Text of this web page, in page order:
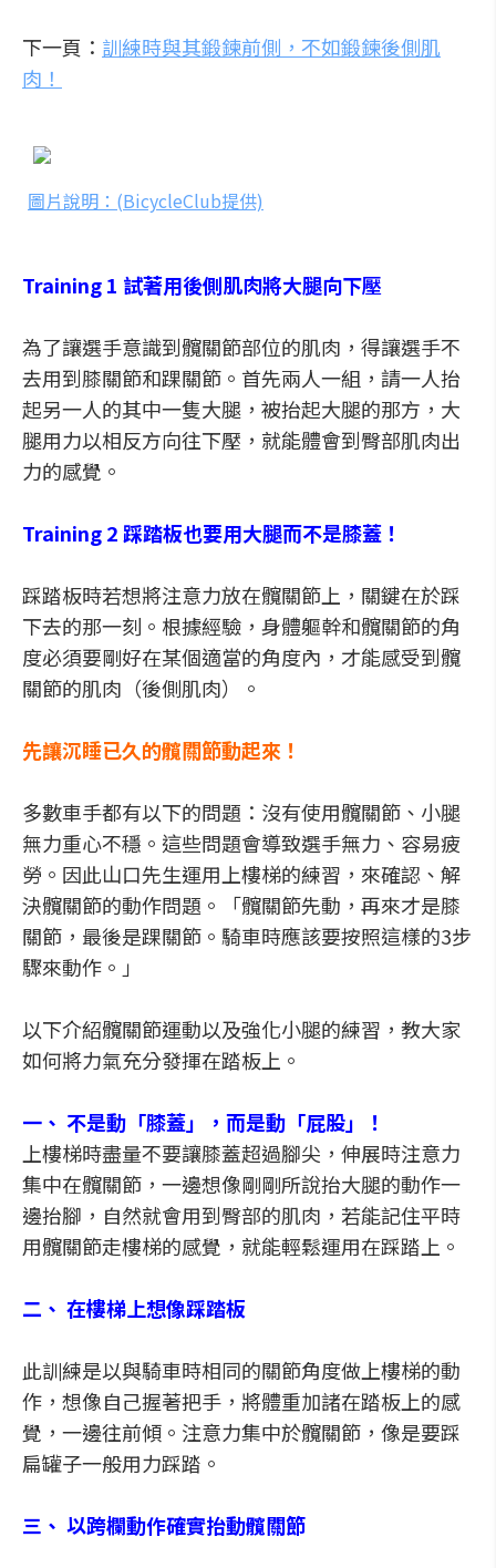
下一頁： 訓練時與其鍛鍊前側，不如鍛鍊後側肌
肉！
圖片說明：(BicycleClub提供)
Training 1 試著用後側肌肉將大腿向下壓
為了讓選手意識到髖關節部位的肌肉，得讓選手不
去用到膝關節和踝關節。首先兩人一組，請一人抬
起另一人的其中一隻大腿，被抬起大腿的那方，大
腿用力以相反方向往下壓，就能體會到臀部肌肉出
力的感覺。
Training 2 踩踏板也要用大腿而不是膝蓋！
踩踏板時若想將注意力放在髖關節上，關鍵在於踩
下去的那一刻。根據經驗，身體軀幹和髖關節的角
度必須要剛好在某個適當的角度內，才能感受到髖
關節的肌肉（後側肌肉）。
先讓沉睡已久的髖關節動起來！
多數車手都有以下的問題：沒有使用髖關節、小腿
無力重心不穩。這些問題會導致選手無力、容易疲
勞。因此山口先生運用上樓梯的練習，來確認、解
決髖關節的動作問題。「髖關節先動，再來才是膝
關節，最後是踝關節。騎車時應該要按照這樣的3步
驟來動作。」
以下介紹髖關節運動以及強化小腿的練習，教大家
如何將力氣充分發揮在踏板上。
一、 不是動「膝蓋」，而是動「屁股」！
上樓梯時盡量不要讓膝蓋超過腳尖，伸展時注意力
集中在髖關節，一邊想像剛剛所說抬大腿的動作一
邊抬腳，自然就會用到臀部的肌肉，若能記住平時
用髖關節走樓梯的感覺，就能輕鬆運用在踩踏上。
二、 在樓梯上想像踩踏板
此訓練是以與騎車時相同的關節角度做上樓梯的動
作，想像自己握著把手，將體重加諸在踏板上的感
覺，一邊往前傾。注意力集中於髖關節，像是要踩
扁罐子一般用力踩踏。
三、 以跨欄動作確實抬動髖關節